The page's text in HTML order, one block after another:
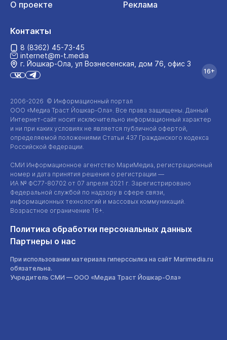
О проекте
Реклама
2006-2026 © Информационный портал
ООО «Медиа Траст Йошкар-Ола». Все права защищены. Данный
Интернет-сайт носит исключительно информационный характер
и ни при каких условиях не является публичной офертой,
определяемой положениями Статьи 437 Гражданского кодекса
Российской Федерации.
СМИ Информационное агентство МариМедиа, регистрационный
номер и дата принятия решения о регистрации —
ИА № ФС77-80702 от 07 апреля 2021 г. Зарегистрировано
Федеральной службой по надзору в сфере связи,
информационных технологий и массовых коммуникаций.
Возрастное ограничение 16+.
Политика обработки персональных данных
Партнеры о нас
При использовании материала гиперссылка на сайт Marimedia.ru
обязательна.
Учредитель СМИ — ООО «Медиа Траст Йошкар-Ола»
Контакты
8 (8362) 45-73-45
internet@m-t.media
г. Йошкар‑Ола, ул Вознесенская, дом 76, офис 3
16+